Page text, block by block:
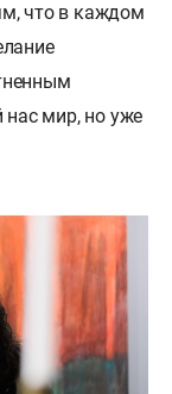
что в каждом
мир, но уже